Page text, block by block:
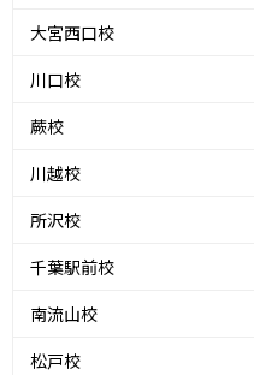
大宮西口校
川口校
蕨校
川越校
所沢校
千葉駅前校
南流山校
松戸校